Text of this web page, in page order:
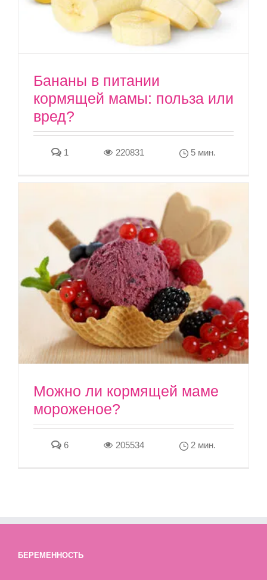
Бананы в питании
кормящей мамы: польза или
вред?
1 220831 5 мин.
Можно ли кормящей маме
мороженое?
6 205534 2 мин.
БЕРЕМЕННОСТЬ